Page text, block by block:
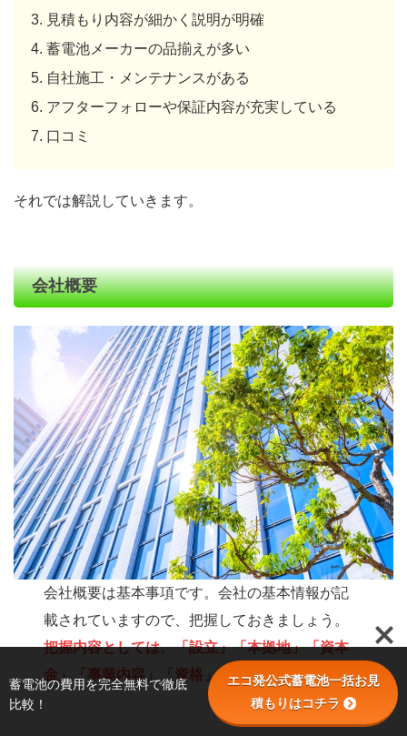
見積もり内容が細かく説明が明確
蓄電池メーカーの品揃えが多い
自社施工・メンテナンスがある
アフターフォローや保証内容が充実している
口コミ
それでは解説していきます。
会社概要
会社概要は基本事項です。会社の基本情報が記
載されていますので、把握しておきましょう。
把握内容としては、「設立」「本拠地」「資本
金」「事業内容」「資格」の5項目。
蓄電池の費用を完全無料で徹底
比較！
エコ発公式蓄電池一括お見
積もりはコチラ